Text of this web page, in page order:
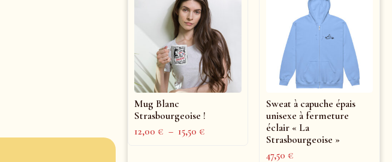
Mug Blanc
Strasbourgeoise !
12,00€ – 15,50€
Sweat à capuche épais
unisexe à fermeture
éclair « La
Strasbourgeoise »
47,50€